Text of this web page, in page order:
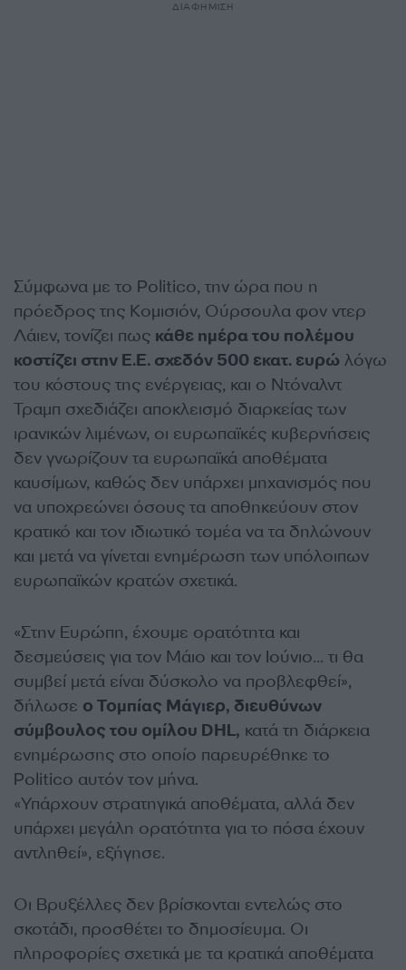
ΔΙΑΦΗΜΙΣΗ
Σύμφωνα με το Politico, την ώρα που η
πρόεδρος της Κομισιόν, Ούρσουλα φον ντερ
Λάιεν, τονίζει πως κάθε ημέρα του πολέμου
κοστίζει στην Ε.Ε. σχεδόν 500 εκατ. ευρώ λόγω
του κόστους της ενέργειας, και ο Ντόναλντ
Τραμπ σχεδιάζει αποκλεισμό διαρκείας των
ιρανικών λιμένων, οι ευρωπαϊκές κυβερνήσεις
δεν γνωρίζουν τα ευρωπαϊκά αποθέματα
καυσίμων, καθώς δεν υπάρχει μηχανισμός που
να υποχρεώνει όσους τα αποθηκεύουν στον
κρατικό και τον ιδιωτικό τομέα να τα δηλώνουν
και μετά να γίνεται ενημέρωση των υπόλοιπων
ευρωπαϊκών κρατών σχετικά.
«Στην Ευρώπη, έχουμε ορατότητα και
δεσμεύσεις για τον Μάιο και τον Ιούνιο… τι θα
συμβεί μετά είναι δύσκολο να προβλεφθεί»,
δήλωσε ο Τομπίας Μάγιερ, διευθύνων
σύμβουλος του ομίλου DHL, κατά τη διάρκεια
ενημέρωσης στο οποίο παρευρέθηκε το
Politico αυτόν τον μήνα.
«Υπάρχουν στρατηγικά αποθέματα, αλλά δεν
υπάρχει μεγάλη ορατότητα για το πόσα έχουν
αντληθεί», εξήγησε.
Οι Βρυξέλλες δεν βρίσκονται εντελώς στο
σκοτάδι, προσθέτει το δημοσίευμα. Οι
πληροφορίες σχετικά με τα κρατικά αποθέματα